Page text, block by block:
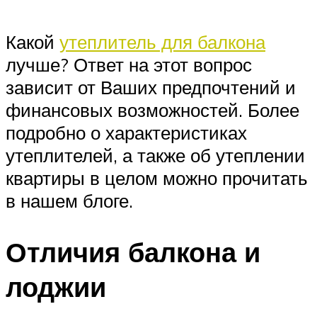
Какой утеплитель для балкона
лучше? Ответ на этот вопрос
зависит от Ваших предпочтений и
финансовых возможностей. Более
подробно о характеристиках
утеплителей, а также об утеплении
квартиры в целом можно прочитать
в нашем блоге.
Отличия балкона и
лоджии